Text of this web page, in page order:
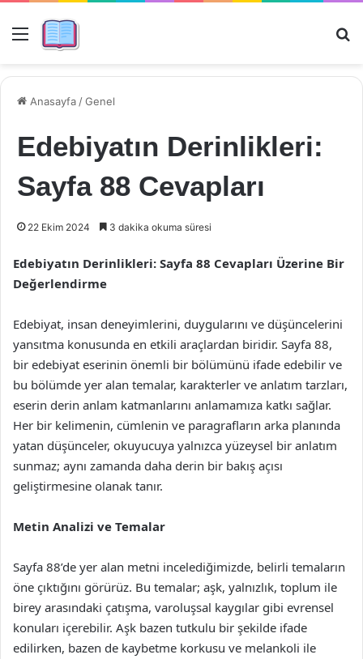
Menü
Anasayfa /Genel
Edebiyatın Derinlikleri:
Sayfa 88 Cevapları
22 Ekim 2024 3 dakika okuma süresi
Edebiyatın Derinlikleri: Sayfa 88 Cevapları Üzerine Bir
Değerlendirme
Edebiyat, insan deneyimlerini, duygularını ve düşüncelerini
yansıtma konusunda en etkili araçlardan biridir. Sayfa 88,
bir edebiyat eserinin önemli bir bölümünü ifade edebilir ve
bu bölümde yer alan temalar, karakterler ve anlatım tarzları,
eserin derin anlam katmanlarını anlamamıza katkı sağlar.
Her bir kelimenin, cümlenin ve paragrafların arka planında
yatan düşünceler, okuyucuya yalnızca yüzeysel bir anlatım
sunmaz; aynı zamanda daha derin bir bakış açısı
geliştirmesine olanak tanır.
Metin Analizi ve Temalar
Sayfa 88’de yer alan metni incelediğimizde, belirli temaların
öne çıktığını görürüz. Bu temalar; aşk, yalnızlık, toplum ile
birey arasındaki çatışma, varoluşsal kaygılar gibi evrensel
konuları içerebilir. Aşk bazen tutkulu bir şekilde ifade
edilirken, bazen de kaybetme korkusu ve melankoli ile